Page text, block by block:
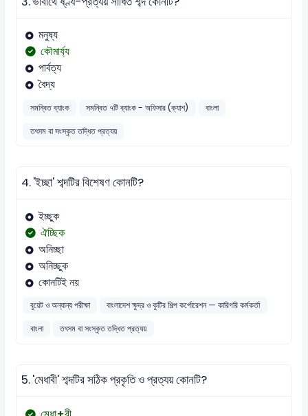
মনুষ্য
কৌমার্য্য
পার্বত্য
বৈদ্য
সমন্বিত ব্যাংক সমন্বিত ৭টি ব্যাংক - অফিসার (ক্যাশ)
বাংলা
তৎসম বা সংস্কৃত তদ্ধিত প্রত্যয়
4.'ইচ্ছা' শব্দটির বিশেষণ কোনটি?
ইচ্ছুক
ঐচ্ছিক
অনিচ্ছা
অনিচ্ছুক
কোনটিই নয়
বুয়েট ও অন্যান্য পরীক্ষা
বাংলাদেশ ক্ষুদ্র ও কুটির শিল্প কর্পোরেশন — কারিগরি কর্মকর্তা
বাংলা
তৎসম বা সংস্কৃত তদ্ধিত প্রত্যয়
5.'মেধাবী' শব্দটির সঠিক প্রকৃতি ও প্রত্যয় কোনটি?